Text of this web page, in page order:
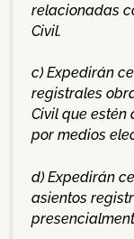
relacionadas
Civil.
c) Expedirán
registrales
Civil que
por medios
d) Expedirán
asientos